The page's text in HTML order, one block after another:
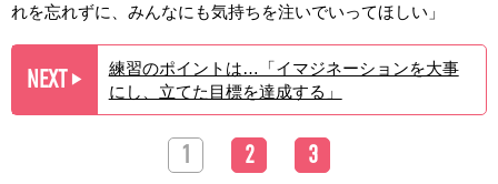
れを忘れずに、みんなにも気持ちを注いでいってほしい」
NEXT ▶︎
練習のポイントは…「イマジネーションを大事
にし、立てた目標を達成する」
1 2 3